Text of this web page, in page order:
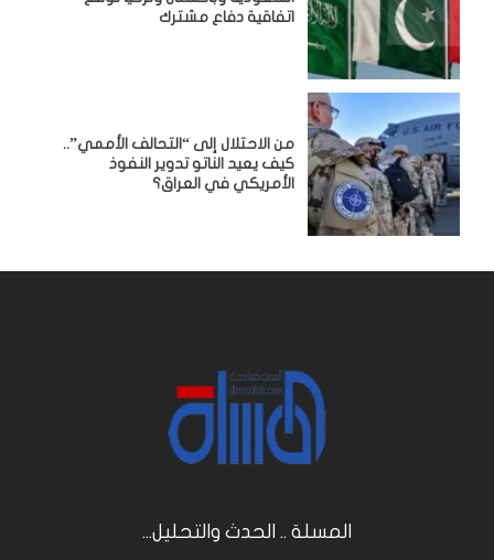
اتفاقية دفاع مشترك
من الاحتلال إلى “التحالف الأممي”..
كيف يعيد الناتو تدوير النفوذ
الأمريكي في العراق؟
المسلة .. الحدث والتحليل...